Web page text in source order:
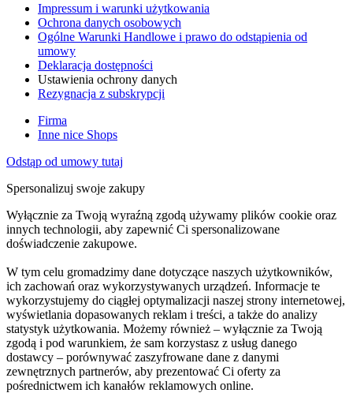
Impressum i warunki użytkowania
Ochrona danych osobowych
Ogólne Warunki Handlowe i prawo do odstąpienia od
umowy
Deklaracja dostępności
Ustawienia ochrony danych
Rezygnacja z subskrypcji
Firma
Inne nice Shops
Odstąp od umowy tutaj
Spersonalizuj swoje zakupy
Wyłącznie za Twoją wyraźną zgodą używamy plików cookie oraz
innych technologii, aby zapewnić Ci spersonalizowane
doświadczenie zakupowe.
W tym celu gromadzimy dane dotyczące naszych użytkowników,
ich zachowań oraz wykorzystywanych urządzeń. Informacje te
wykorzystujemy do ciągłej optymalizacji naszej strony internetowej,
wyświetlania dopasowanych reklam i treści, a także do analizy
statystyk użytkowania. Możemy również – wyłącznie za Twoją
zgodą i pod warunkiem, że sam korzystasz z usług danego
dostawcy – porównywać zaszyfrowane dane z danymi
zewnętrznych partnerów, aby prezentować Ci oferty za
pośrednictwem ich kanałów reklamowych online.